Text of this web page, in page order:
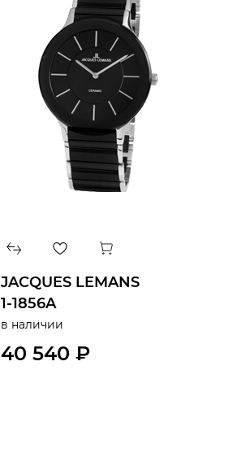
JACQUES LEMANS
1-1856A
в наличии
40 540 ₽